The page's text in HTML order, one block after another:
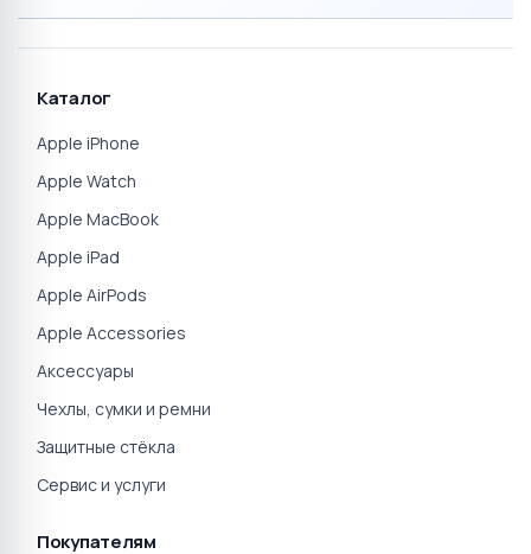
Каталог
Apple iPhone
Apple Watch
Apple MacBook
Apple iPad
Apple AirPods
Apple Accessories
Аксессуары
Чехлы, сумки и ремни
Защитные стёкла
Сервис и услуги
Покупателям